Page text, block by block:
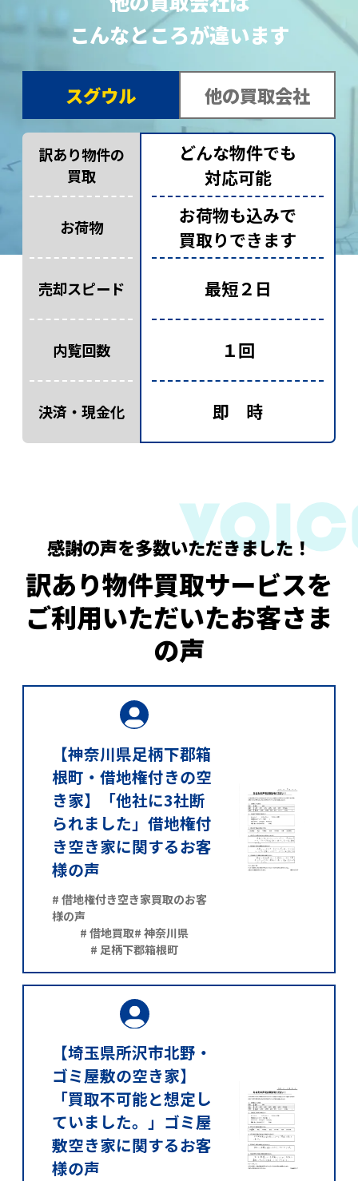
こんなところが違います
スグウル 他の買取会社
訳あり物件の
買取
お荷物
売却スピード
内覧回数
決済・現金化
どんな物件でも
対応可能
お荷物も込みで
買取りできます
最短２日
１回
即 時
感謝の声を多数いただきました！
訳あり物件買取サービスを
ご利用いただいたお客さま
の声
【神奈川県足柄下郡箱
根町・借地権付きの空
き家】「他社に3社断
られました」借地権付
き空き家に関するお客
様の声
# 借地権付き空き家買取のお客
様の声
# 借地買取# 神奈川県
# 足柄下郡箱根町
【埼玉県所沢市北野・
ゴミ屋敷の空き家】
「買取不可能と想定し
ていました。」ゴミ屋
敷空き家に関するお客
様の声